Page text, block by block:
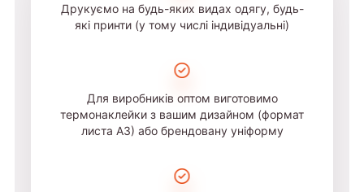
Друкуємо на будь-яких видах одягу, будь-
які принти (у тому числі індивідуальні)
Для виробників оптом виготовимо
термонаклейки з вашим дизайном (формат
листа А3) або брендовану уніформу